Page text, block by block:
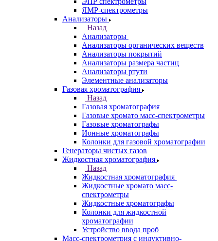
Расходные материалы
Рентгенофлуоресцентные
спектрометры
Спектрометры атомно-абсорбционные
Спектрофлуориметры
ЭПР спектрометры
ЯМР-спектрометры
Анализаторы
Назад
Анализаторы
Анализаторы органических веществ
Анализаторы покрытий
Анализаторы размера частиц
Анализаторы ртути
Элементные анализаторы
Газовая хроматография
Назад
Газовая хроматография
Газовые хромато масс-спектрометры
Газовые хроматографы
Ионные хроматографы
Колонки для газовой хроматографии
Генераторы чистых газов
Жидкостная хроматография
Назад
Жидкостная хроматография
Жидкостные хромато масс-